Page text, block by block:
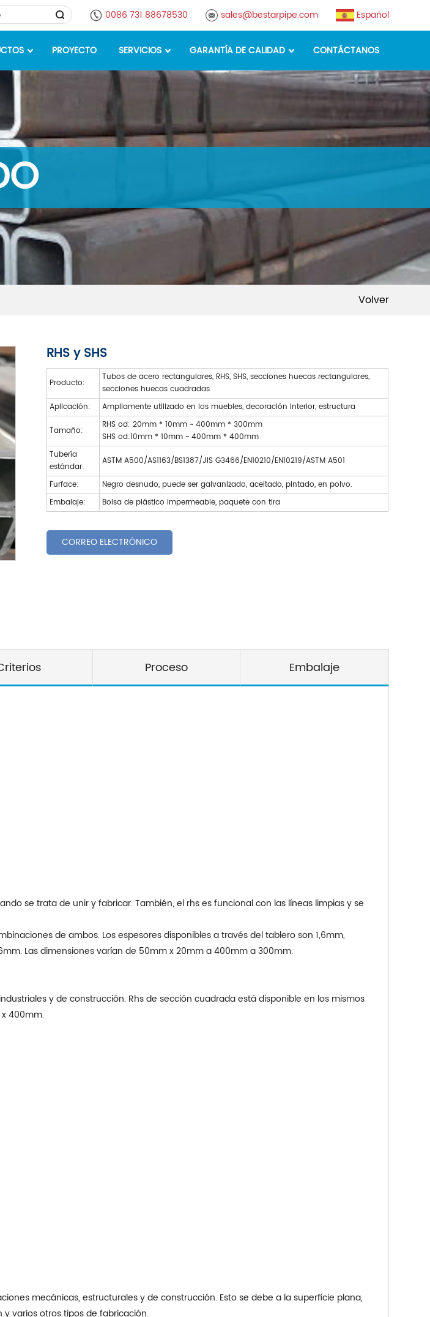
0086 731 88678530 sales@bestarpipe.com Español
PROYECTO SERVICIOS GARANTÍA DE CALIDAD CONTÁCTANOS
Volver
RHS y SHS
Producto:
Tubos de acero rectangulares, RHS, SHS, secciones huecas rectangulares,
secciones huecas cuadradas
Aplicación:
Ampliamente utilizado en los muebles, decoración interior, estructura
Tamaño:
RHS od: 20mm * 10mm ~ 400mm * 300mm
SHS od:10mm * 10mm ~ 400mm * 400mm
Tubería
estándar:
ASTM A500/AS1163/BS1387/JIS G3466/EN10210/EN10219/ASTM A501
Furface:
Negro desnudo, puede ser galvanizado, aceitado, pintado, en polvo.
Embalaje:
Bolsa de plástico impermeable, paquete con tira
CORREO ELECTRÓNICO
Proceso Embalaje
se trata de unir y fabricar. También, el rhs es funcional con las líneas limpias y se
de ambos. Los espesores disponibles a través del tablero son 1,6mm,
Las dimensiones varían de 50mm x 20mm a 400mm a 300mm.
y de construcción. Rhs de sección cuadrada está disponible en los mismos
400mm.
mecánicas, estructurales y de construcción. Esto se debe a la superficie plana,
varios otros tipos de fabricación.